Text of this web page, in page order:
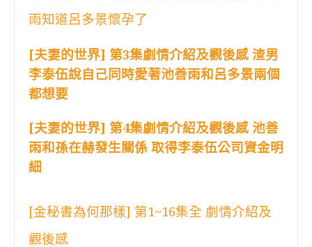
雨知道呂多景懷孕了
[夫妻的世界] 第3集劇情介紹及觀後感 渣男
李泰伍說自己同時愛著池善雨和呂多景兩個
都想要
[夫妻的世界] 第4集劇情介紹及觀後感 池善
雨和孫在赫發生關係 取得李泰伍公司資金明
細
[金秘書為何那樣] 第1~16集全 劇情介紹及
觀後感